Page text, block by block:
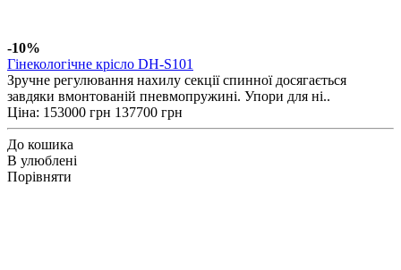
-10%
Гінекологічне крісло DH-S101
Зручне регулювання нахилу секції спинної досягається
завдяки вмонтованій пневмопружині. Упори для ні..
Ціна: 153000 грн 137700 грн
До кошика
В улюблені
Порівняти